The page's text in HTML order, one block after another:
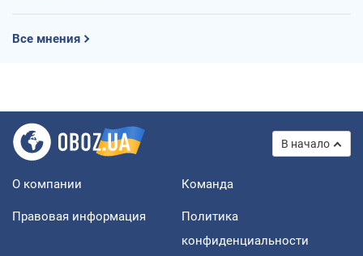
Все мнения
В начало
О компании Команда
Правовая информация
Политика
конфиденциальности